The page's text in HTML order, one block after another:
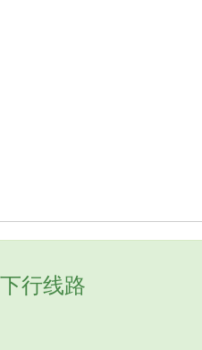
行线路